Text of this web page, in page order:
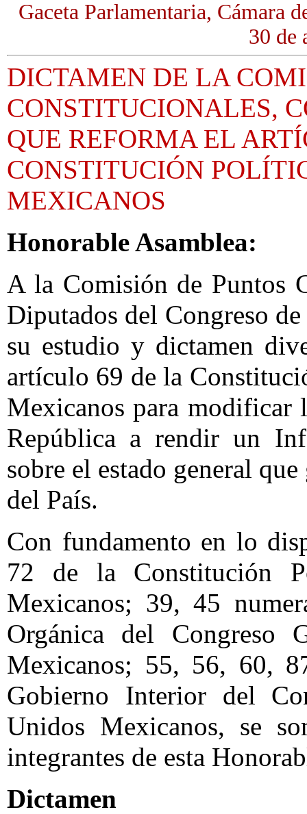
Gaceta Parlamentaria, Cámara
30 de
DICTAMEN DE LA
CONSTITUCIONALES,
QUE REFORMA EL
CONSTITUCIÓN
MEXICANOS
Honorable Asamblea:
A la Comisión de Puntos
Diputados del Congreso
su estudio y dictamen
artículo 69 de la
Mexicanos para modificar
República a rendir un
sobre el estado general
del País.
Con fundamento en lo
72 de la Constitución
Mexicanos; 39, 45
Orgánica del Congreso
Mexicanos; 55, 56, 60,
Gobierno Interior del
Unidos Mexicanos, se
integrantes de esta
Dictamen